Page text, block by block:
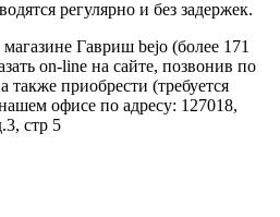
регулярно и без задержек.
Гавриш bejo (более 171
on-line на сайте, позвонив по
также приобрести (требуется
офисе по адресу: 127018,
стр 5